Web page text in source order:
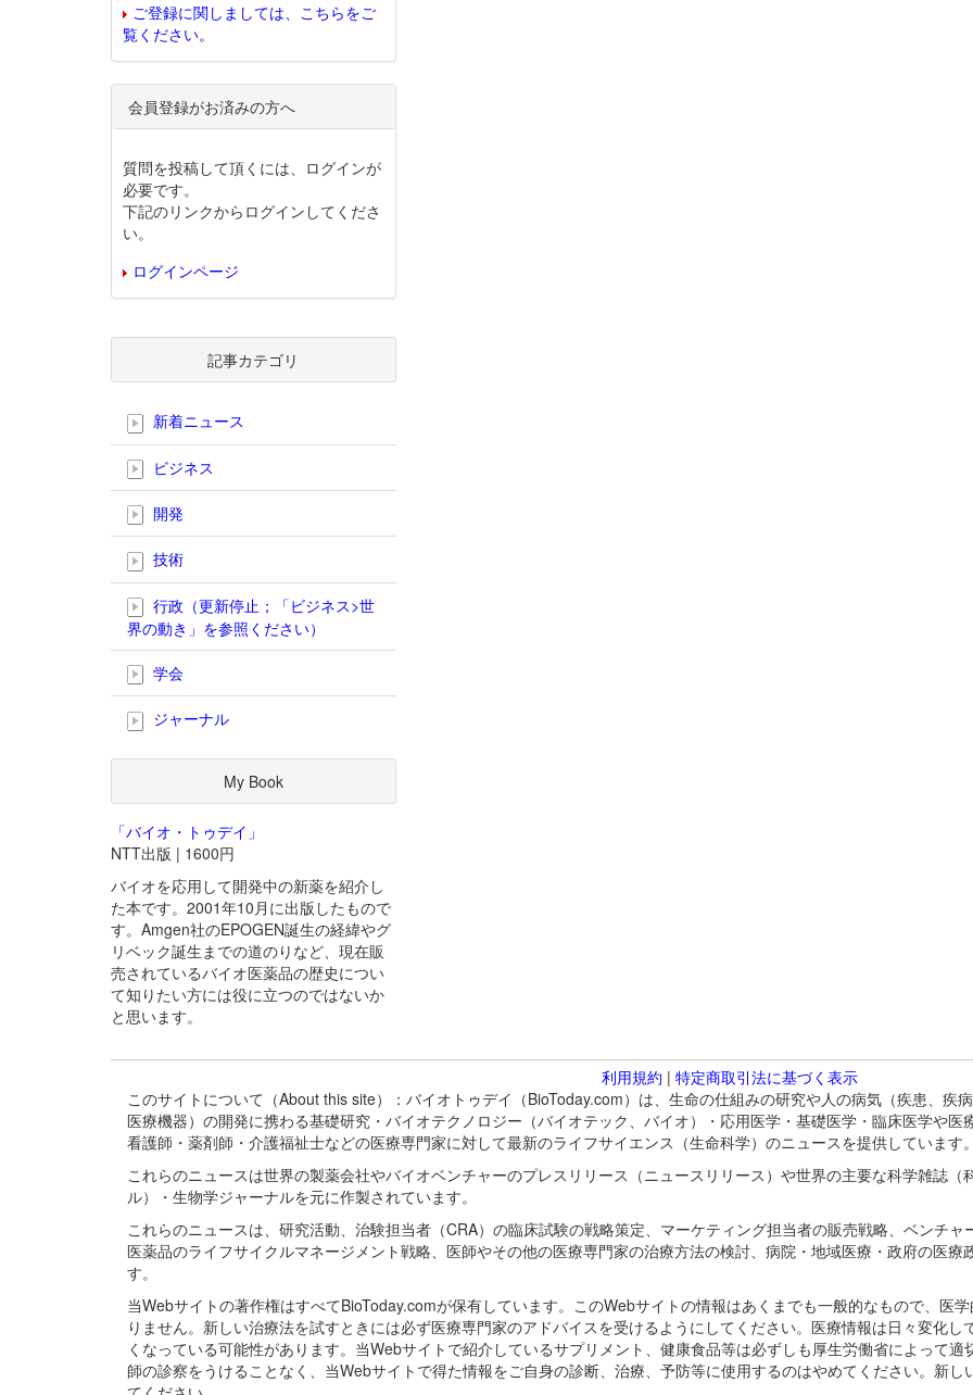
ご登録に関しましては、こちらをご
覧ください。
会員登録がお済みの方へ
質問を投稿して頂くには、ログインが
必要です。
下記のリンクからログインしてくださ
い。
ログインページ
記事カテゴリ
新着ニュース
ビジネス
開発
技術
行政（更新停止；「ビジネス>世
界の動き」を参照ください）
学会
ジャーナル
My Book
「バイオ・トゥデイ」
NTT出版 | 1600円
バイオを応用して開発中の新薬を紹介し
た本です。2001年10月に出版したもので
す。Amgen社のEPOGEN誕生の経緯やグ
リベック誕生までの道のりなど、現在販
売されているバイオ医薬品の歴史につい
て知りたい方には役に立つのではないか
と思います。
利用規約 | 特定商取引法に基づく表示
このサイトについて（About this site）：バイオトゥデイ（BioToday.com）は、生命の仕組みの研究や人の病気（疾患、疾
医療機器）の開発に携わる基礎研究・バイオテクノロジー（バイオテック、バイオ）・応用医学・基礎医学・臨床医学や
看護師・薬剤師・介護福祉士などの医療専門家に対して最新のライフサイエンス（生命科学）のニュースを提供しています
これらのニュースは世界の製薬会社やバイオベンチャーのプレスリリース（ニュースリリース）や世界の主要な科学雑誌
ル）・生物学ジャーナルを元に作製されています。
これらのニュースは、研究活動、治験担当者（CRA）の臨床試験の戦略策定、マーケティング担当者の販売戦略、ベンチ
医薬品のライフサイクルマネージメント戦略、医師やその他の医療専門家の治療方法の検討、病院・地域医療・政府の医
す。
当Webサイトの著作権はすべてBioToday.comが保有しています。このWebサイトの情報はあくまでも一般的なもので、医
りません。新しい治療法を試すときには必ず医療専門家のアドバイスを受けるようにしてください。医療情報は日々変化
くなっている可能性があります。当Webサイトで紹介しているサプリメント、健康食品等は必ずしも厚生労働省によって
師の診察をうけることなく、当Webサイトで得た情報をご自身の診断、治療、予防等に使用するのはやめてください。新